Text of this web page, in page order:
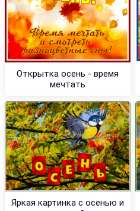
Открытка осень - время
мечтать
Яркая картинка с осенью и